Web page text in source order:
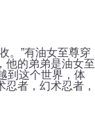
。”有油女至尊穿
他的弟弟是油女至
到这个世界，体
者，幻术忍者，